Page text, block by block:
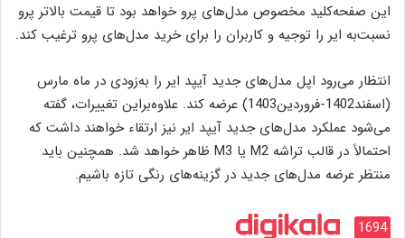
این صفحه‌کلید مخصوص مدل‌های پرو خواهد بود تا قیمت بالاتر پرو
نسبت‌به ایر را توجیه و کاربران را برای خرید مدل‌های پرو ترغیب کند.
انتظار می‌رود اپل مدل‌های جدید آیپد ایر را به‌زودی در ماه مارس
(اسفند1402-فروردین1403) عرضه کند. علاوه‌براین تغییرات، گفته
می‌شود عملکرد مدل‌های جدید آیپد ایر نیز ارتقاء خواهند داشت که
احتمالاً در قالب تراشه M2 یا M3 ظاهر خواهد شد. همچنین باید
منتظر عرضه مدل‌های جدید در گزینه‌های رنگی تازه باشیم.
1694